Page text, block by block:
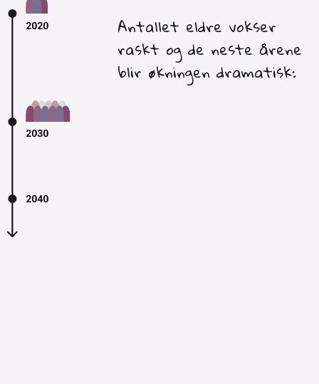
Antallet eldre vokser
raskt og de neste årene
blir økningen dramatisk: